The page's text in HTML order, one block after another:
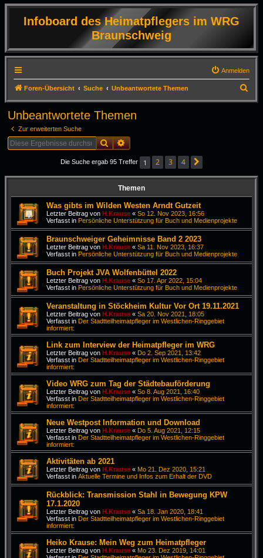
Infoboard des Heimatpflegers im WRG
Braunschweig
Anmelden
Foren-Übersicht Suche Unbeantwortete Themen
u
Unbeantwortete Themen
Zur erweiterten Suche
SucheErweiterte Suche
Die Suche ergab 95 Treffer 1 2 3 4
Themen
Was gibts im Wilden Westen Arndt Gutzeit
Letzter Beitrag von H.Krause « So 12. Nov 2023, 16:56
Verfasst in Persönliche Unterstützung für Buch und Medienprojekte
Braunschweiger Geheimnisse Band 2 2023
Letzter Beitrag von H.Krause « Sa 11. Nov 2023, 16:37
Verfasst in Persönliche Unterstützung für Buch und Medienprojekte
Buch Projekt JVA Wolfenbüttel 2022
Letzter Beitrag von H.Krause « So 17. Apr 2022, 15:04
Verfasst in Persönliche Unterstützung für Buch und Medienprojekte
Veranstaltung in Stöckheim Kultur Vor Ort 19.11.2021
Letzter Beitrag von H.Krause « Sa 20. Nov 2021, 18:05
Verfasst in Der Stadtteilheimatpfleger im Westlichen-Ringgebiet
informiert:
Link zum Interview der Heimatpfleger im WRG
Letzter Beitrag von H.Krause « Do 2. Sep 2021, 13:42
Verfasst in Der Stadtteilheimatpfleger im Westlichen-Ringgebiet
informiert:
Video WRG zum Tag der Städtebauförderung
Letzter Beitrag von H.Krause « So 8. Aug 2021, 16:40
Verfasst in Der Stadtteilheimatpfleger im Westlichen-Ringgebiet
informiert:
Neue Westpost Information und Download
Letzter Beitrag von H.Krause « Do 5. Aug 2021, 12:15
Verfasst in Der Stadtteilheimatpfleger im Westlichen-Ringgebiet
informiert:
Aktivitäten ab 2021
Letzter Beitrag von H.Krause « Mo 21. Dez 2020, 15:21
Verfasst in Aktuelle Termine und Infos zum Erhalt der DVD
Rückblick: Transmission Stahl in Bewegung KPW
17.1.2020
Letzter Beitrag von H.Krause « Sa 18. Jan 2020, 18:41
Verfasst in Der Stadtteilheimatpfleger im Westlichen-Ringgebiet
informiert:
Heiko Krause: Mein Weg zum Heimatpfleger
Letzter Beitrag von H.Krause « Mo 23. Dez 2019, 14:01